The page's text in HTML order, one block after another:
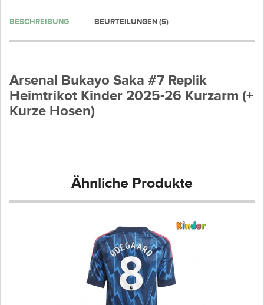
BESCHREIBUNG BEURTEILUNGEN (5)
Arsenal Bukayo Saka #7 Replik
Heimtrikot Kinder 2025-26 Kurzarm (+
Kurze Hosen)
Ähnliche Produkte